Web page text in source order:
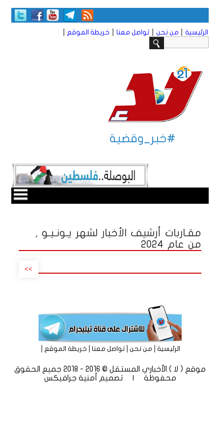
الرئيسية من نحن تواصل معنا خريطة الموقع
#خبر_وقضية
مقـاربات أرشيف الأخبار لشهر يـونـيـو ,
من عام 2024
>>
الرئيسية|من نحن|تواصل معنا|خريطة الموقع
موقع ( لا ) الأخباري المستقل © 2016 - 2018 جميع الحقوق
محفوظة | تصميم
أمنية جرافيكس